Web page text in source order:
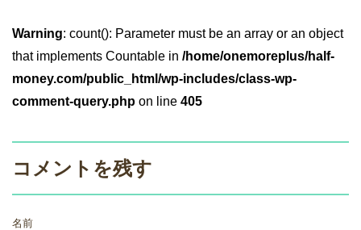
Warning: count(): Parameter must be an array or an object
that implements Countable in /home/onemoreplus/half-
money.com/public_html/wp-includes/class-wp-
comment-query.php on line 405
コメントを残す
名前